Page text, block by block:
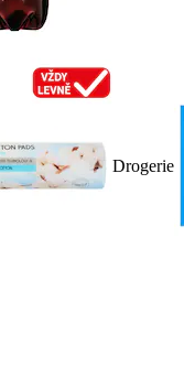
Drogerie